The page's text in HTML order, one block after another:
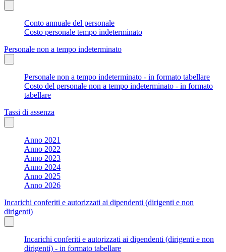
Conto annuale del personale
Costo personale tempo indeterminato
Personale non a tempo indeterminato
Personale non a tempo indeterminato - in formato tabellare
Costo del personale non a tempo indeterminato - in formato
tabellare
Tassi di assenza
Anno 2021
Anno 2022
Anno 2023
Anno 2024
Anno 2025
Anno 2026
Incarichi conferiti e autorizzati ai dipendenti (dirigenti e non
dirigenti)
Incarichi conferiti e autorizzati ai dipendenti (dirigenti e non
dirigenti) - in formato tabellare